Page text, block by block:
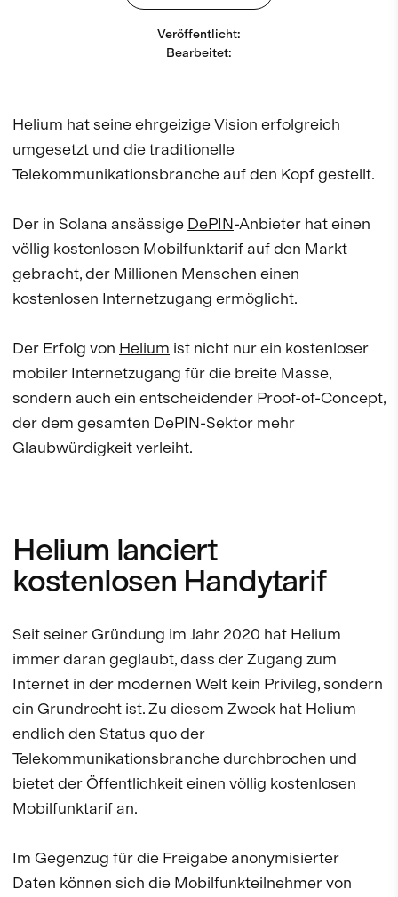
Veröffentlicht:
Bearbeitet:
Helium hat seine ehrgeizige Vision erfolgreich
umgesetzt und die traditionelle
Telekommunikationsbranche auf den Kopf gestellt.
Der in Solana ansässige DePIN-Anbieter hat einen
völlig kostenlosen Mobilfunktarif auf den Markt
gebracht, der Millionen Menschen einen
kostenlosen Internetzugang ermöglicht.
Der Erfolg von Helium ist nicht nur ein kostenloser
mobiler Internetzugang für die breite Masse,
sondern auch ein entscheidender Proof-of-Concept,
der dem gesamten DePIN-Sektor mehr
Glaubwürdigkeit verleiht.
Helium lanciert
kostenlosen Handytarif
Seit seiner Gründung im Jahr 2020 hat Helium
immer daran geglaubt, dass der Zugang zum
Internet in der modernen Welt kein Privileg, sondern
ein Grundrecht ist. Zu diesem Zweck hat Helium
endlich den Status quo der
Telekommunikationsbranche durchbrochen und
bietet der Öffentlichkeit einen völlig kostenlosen
Mobilfunktarif an.
Im Gegenzug für die Freigabe anonymisierter
Daten können sich die Mobilfunkteilnehmer von